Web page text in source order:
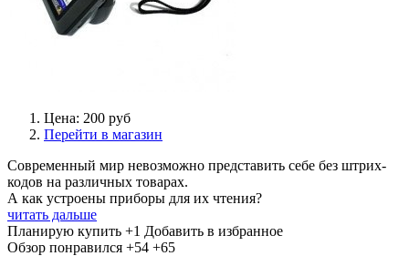
Цена: 200 руб
Перейти в магазин
Современный мир невозможно представить себе без штрих-
кодов на различных товарах.
А как устроены приборы для их чтения?
читать дальше
Планирую купить +1 Добавить в избранное
Обзор понравился +54 +65